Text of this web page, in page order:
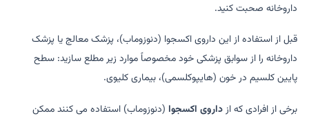
داروخانه صحبت کنید.
قبل از استفاده از این داروی اکسجوا (دنوزوماب)، پزشک معالج یا پزشک
داروخانه را از سوابق پزشکی خود مخصوصاً موارد زیر مطلع سازید: سطح
پایین کلسیم در خون (هایپوکلسمی)، بیماری کلیوی.
برخی از افرادی که ازداروی اکسجوا (دنوزوماب) استفاده می کنند ممکن